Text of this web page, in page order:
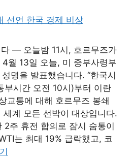
— 오늘밤 11시, 호르무즈가
월 13일 오늘, 미 중부사령부
명을 발표했습니다. “한국시
부시간 오전 10시)부터 이란
교통에 대해 호르무즈 봉쇄
세계 모든 선박이 대상입니다.
주 휴전 합의로 잠시 숨통이
는 최대 19% 급락했고, 코